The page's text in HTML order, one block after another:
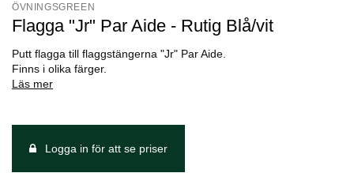
ÖVNINGSGREEN
Flagga "Jr" Par Aide - Rutig Blå/vit
Putt flagga till flaggstängerna "Jr" Par Aide.
Finns i olika färger.
Läs mer
Logga in för att se priser